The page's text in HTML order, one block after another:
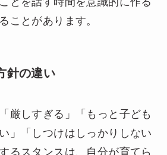
ことがあります。
針の違い
厳しすぎる」「もっと子ども
」「しつけはしっかりしない
るスタンスは、自分が育てら